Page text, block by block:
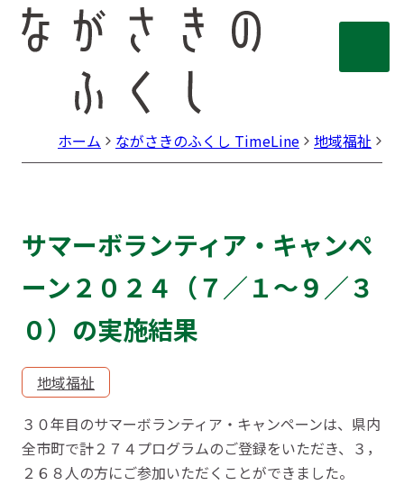
ホーム ながさきのふくし TimeLine 地域福祉
サマーボランティア・キャンペ
ーン２０２４（７／１～９／３
０）の実施結果
地域福祉
３０年目のサマーボランティア・キャンペーンは、県内
全市町で計２７４プログラムのご登録をいただき、３，
２６８人の方にご参加いただくことができました。